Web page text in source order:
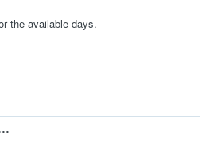
the available days.